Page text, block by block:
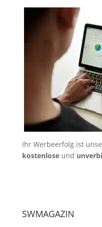
Ihr Werbeerfolg ist
kostenloseund
SWMAGAZIN